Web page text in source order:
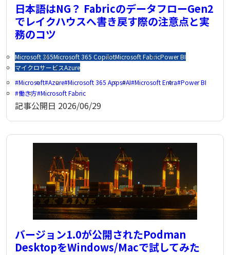
日本語はNG？ FabricのデータフローGen2
でレイクハウスへ書き戻す際の注意点と実
務のコツ
Microsoft 365Microsoft 365 CopilotMicrosoft FabricPower BI
マイクロサービスAzure
Microsoft Azure Microsoft 365 Apps AI Microsoft Entra Power BI
働き方 Microsoft Fabric
記事公開日 2026/06/29
バージョン1.0が公開されたPodman
DesktopをWindows/Macで試してみた